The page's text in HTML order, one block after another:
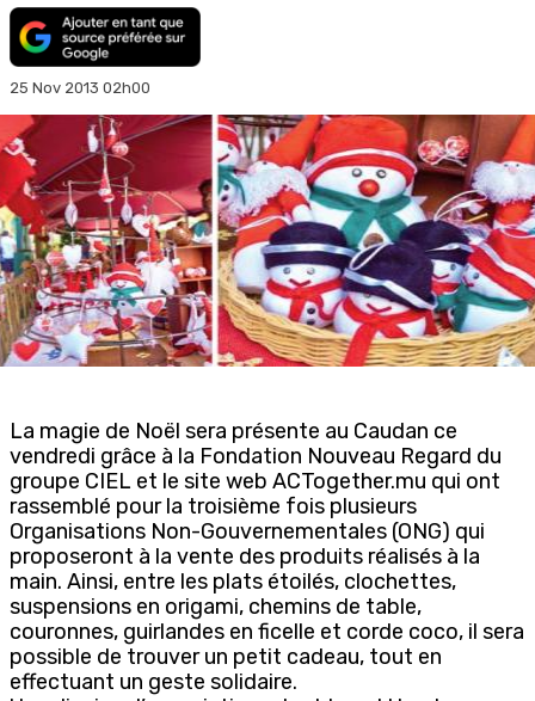
25 Nov 2013 02h00
La magie de Noël sera présente au Caudan ce
vendredi grâce à la Fondation Nouveau Regard du
groupe CIEL et le site web ACTogether.mu qui ont
rassemblé pour la troisième fois plusieurs
Organisations Non-Gouvernementales (ONG) qui
proposeront à la vente des produits réalisés à la
main. Ainsi, entre les plats étoilés, clochettes,
suspensions en origami, chemins de table,
couronnes, guirlandes en ficelle et corde coco, il sera
possible de trouver un petit cadeau, tout en
effectuant un geste solidaire.